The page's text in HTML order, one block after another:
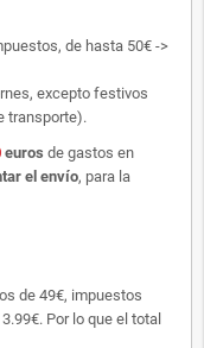
de hasta 50€ ->
excepto festivos
transporte).
euros de gastos en
el envío, para la
de 49€, impuestos
Por lo que el total